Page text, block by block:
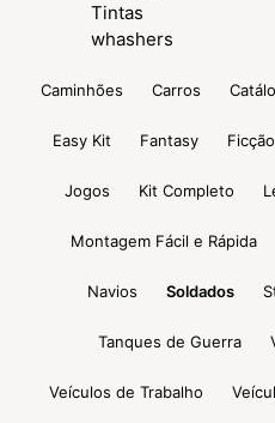
Tintas
whashers
Caminhões Carros
Easy Kit Fantasy Ficção
Jogos Kit Completo
Montagem Fácil e Rápida
Navios Soldados
Tanques de Guerra
Veículos de Trabalho